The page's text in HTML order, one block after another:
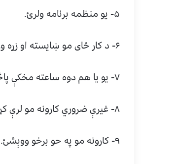
۵- یو منظمه برنامه ولرئ.
۶- د کار ځای مو ښایسته او زړه وړونکی جوړ کړئ.
۷- یو یا هم دوه ساعته مخکې پاڅېږئ.
۸- غیرې ضروري کارونه مو لرې کړئ.
۹- کارونه مو په حو برخو ووېشئ.